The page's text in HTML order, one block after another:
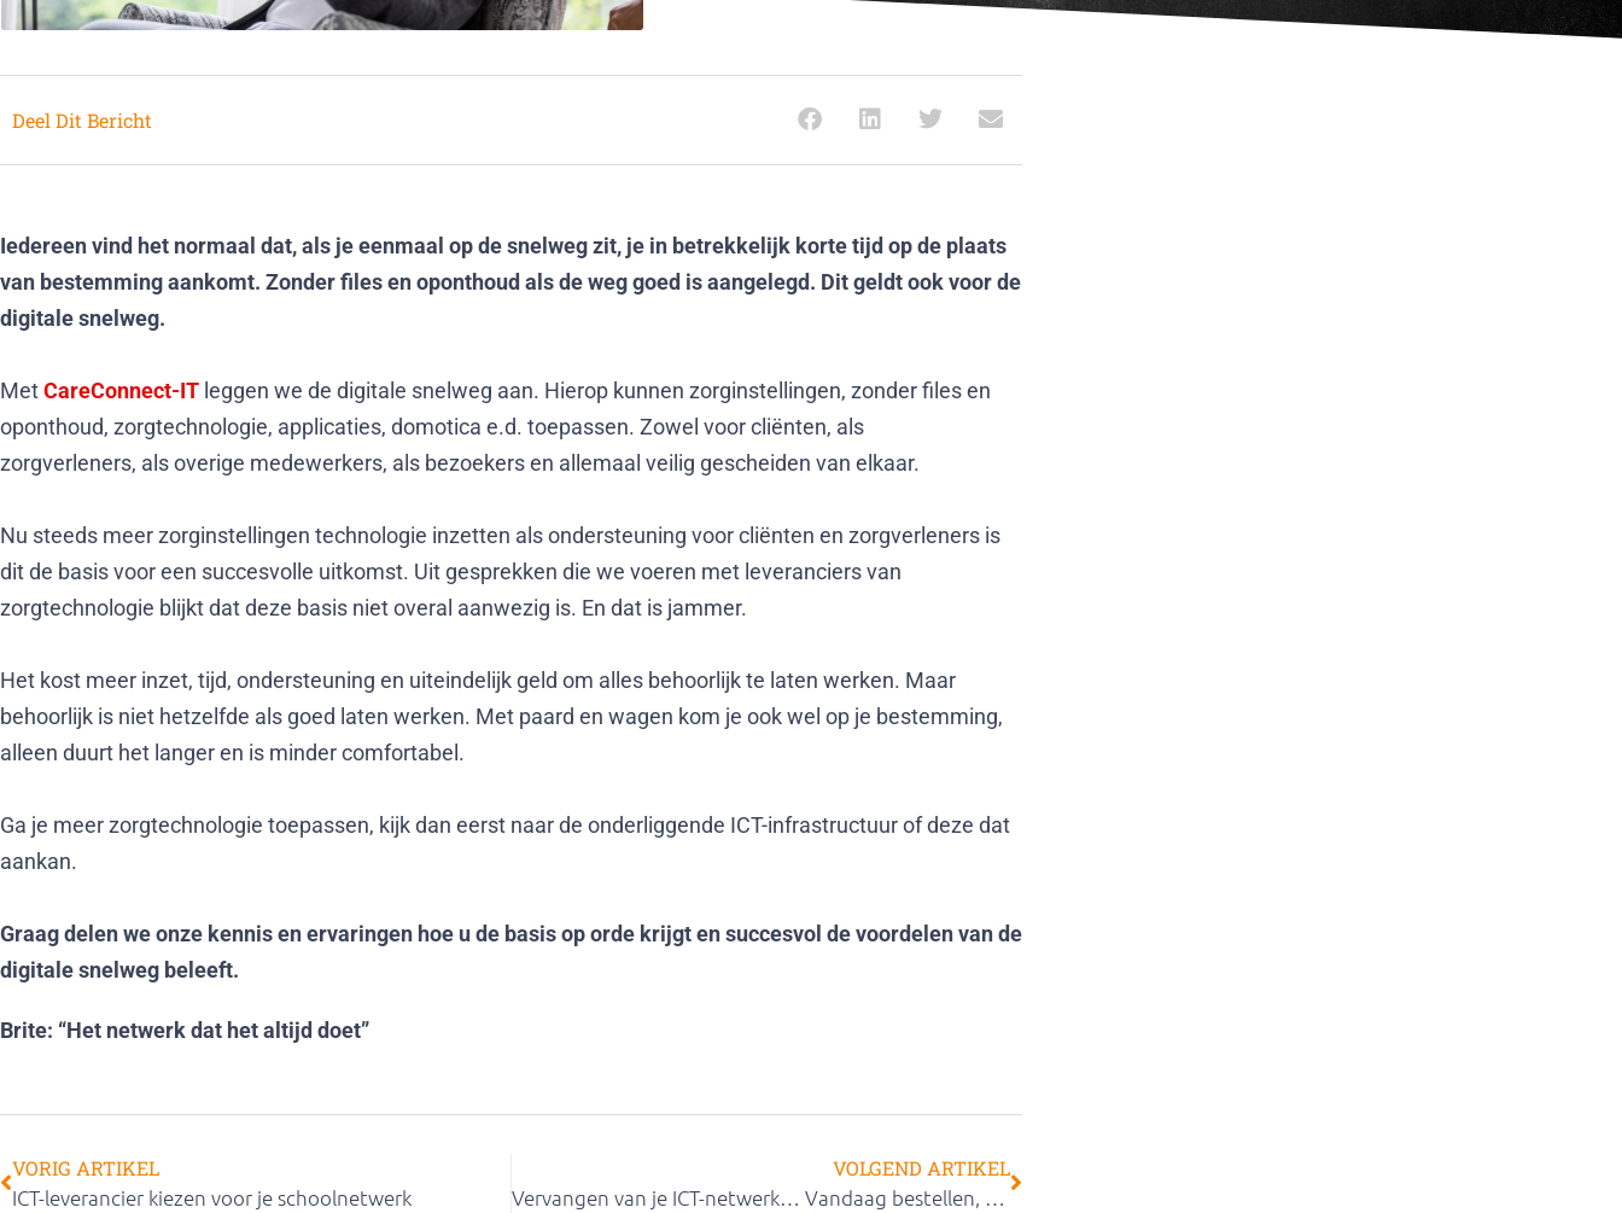
Deel Dit Bericht
Iedereen vind het normaal dat, als je eenmaal op de snelweg zit, je in betrekkelijk korte tijd op de plaats
van bestemming aankomt. Zonder files en oponthoud als de weg goed is aangelegd. Dit geldt ook voor de
digitale snelweg.
MetCareConnect-IT leggen we de digitale snelweg aan. Hierop kunnen zorginstellingen, zonder files en
oponthoud, zorgtechnologie, applicaties, domotica e.d. toepassen. Zowel voor cliënten, als
zorgverleners, als overige medewerkers, als bezoekers en allemaal veilig gescheiden van elkaar.
Nu steeds meer zorginstellingen technologie inzetten als ondersteuning voor cliënten en zorgverleners is
dit de basis voor een succesvolle uitkomst. Uit gesprekken die we voeren met leveranciers van
zorgtechnologie blijkt dat deze basis niet overal aanwezig is. En dat is jammer.
Het kost meer inzet, tijd, ondersteuning en uiteindelijk geld om alles behoorlijk te laten werken. Maar
behoorlijk is niet hetzelfde als goed laten werken. Met paard en wagen kom je ook wel op je bestemming,
alleen duurt het langer en is minder comfortabel.
Ga je meer zorgtechnologie toepassen, kijk dan eerst naar de onderliggende ICT-infrastructuur of deze dat
aankan.
Graag delen we onze kennis en ervaringen hoe u de basis op orde krijgt en succesvol de voordelen van de
digitale snelweg beleeft.
Brite: “Het netwerk dat het altijd doet”
VORIG ARTIKEL
ICT-leverancier kiezen voor je schoolnetwerk
VOLGEND ARTIKEL
Vervangen van je ICT-netwerk… Vandaag bestellen, morgen binnen?